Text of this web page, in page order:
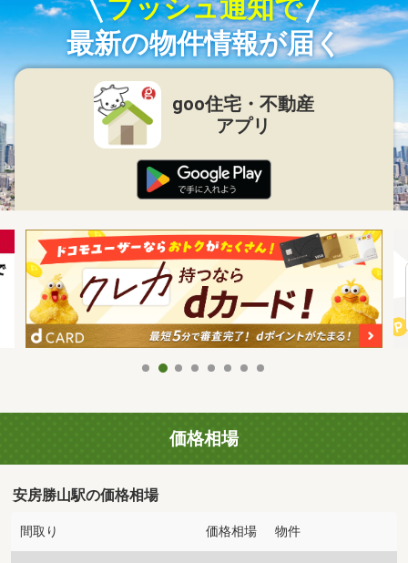
プッシュ通知で
最新の物件情報が届く
goo住宅・不動産
アプリ
価格相場
安房勝山駅の価格相場
間取り 価格相場 物件